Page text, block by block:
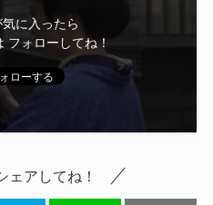
に入ったら
フォローしてね！
ェアしてね！